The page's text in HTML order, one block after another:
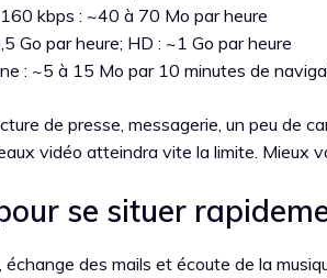
kbps : ~40 à 70 Mo par heure
Go par heure; HD : ~1 Go par heure
: ~5 à 15 Mo par 10 minutes de
de presse, messagerie, un peu de
vidéo atteindra vite la limite. Mieux
se situer
des mails et écoute de la